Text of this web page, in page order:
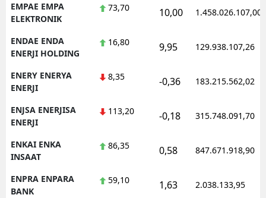
EMPAE EMPA
ELEKTRONIK
73,70 10,00 1.458.026.107,00
ENDAE ENDA
ENERJI HOLDING
16,80 9,95 129.938.107,26
ENERY ENERYA
ENERJI
8,35 -0,36 183.215.562,02
ENJSA ENERJISA
ENERJI
113,20 -0,18 315.748.091,70
ENKAI ENKA
INSAAT
86,35 0,58 847.671.918,90
ENPRA ENPARA
BANK
59,10 1,63 2.038.133,95